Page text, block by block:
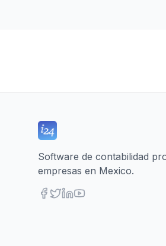
Software de contabilidad
empresas en Mexico.